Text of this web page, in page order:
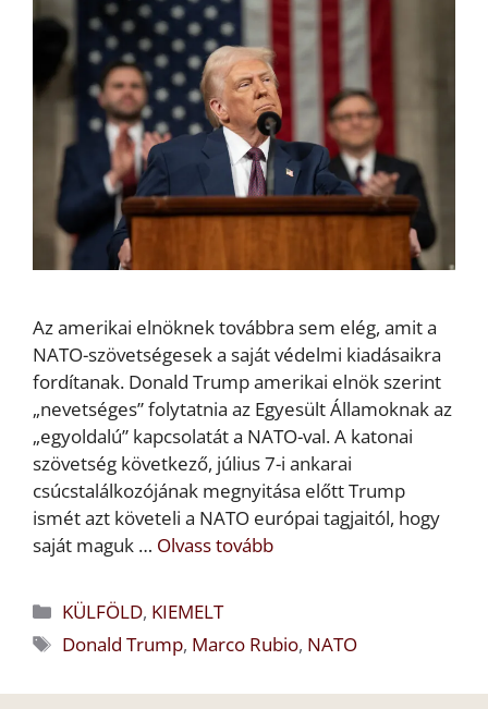
Az amerikai elnöknek továbbra sem elég, amit a
NATO-szövetségesek a saját védelmi kiadásaikra
fordítanak. Donald Trump amerikai elnök szerint
„nevetséges” folytatnia az Egyesült Államoknak az
„egyoldalú” kapcsolatát a NATO-val. A katonai
szövetség következő, július 7-i ankarai
csúcstalálkozójának megnyitása előtt Trump
ismét azt követeli a NATO európai tagjaitól, hogy
saját maguk … Olvass tovább
Kategória
KÜLFÖLD, KIEMELT
Címkék
Donald Trump, Marco Rubio, NATO